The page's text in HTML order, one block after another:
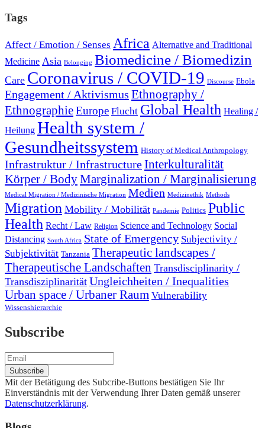
Tags
Affect / Emotion / Senses Africa Alternative and Traditional
Medicine Asia Belonging Biomedicine / Biomedizin
Care Coronavirus / COVID-19 Discourse Ebola
Engagement / Aktivismus Ethnography /
EthnographieEurope Flucht Global Health Healing /
Heilung Health system /
Gesundheitssystem History of Medical Anthropology
Infrastruktur / InfrastructureInterkulturalität
Körper / BodyMarginalization / Marginalisierung
Medical Migration / Medizinische Migration Medien Medizinethik Methods
Migration Mobility / Mobilität Pandemie Politics Public
Health Recht / Law Religion Science and Technology Social
Distancing South Africa State of Emergency Subjectivity /
Subjektivität Tanzania Therapeutic landscapes /
Therapeutische Landschaften Transdisciplinarity /
Transdisziplinarität Ungleichheiten / Inequalities
Urban space / Urbaner Raum Vulnerability
Wissenshierarchie
Subscribe
Mit der Betätigung des Subcribe-Buttons bestätigen Sie Ihr
Einverständnis mit der Verwendung Ihrer Daten gemäß unserer
Datenschutzerklärung.